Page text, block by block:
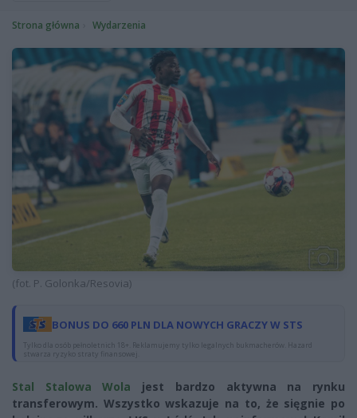
Strona główna Wydarzenia
(fot. P. Golonka/Resovia)
BONUS DO 660 PLN DLA NOWYCH GRACZY W STS
Tylko dla osób pełnoletnich 18+. Reklamujemy tylko legalnych bukmacherów. Hazard
stwarza ryzyko straty finansowej.
Stal Stalowa Wola jest bardzo aktywna na rynku
transferowym. Wszystko wskazuje na to, że sięgnie po